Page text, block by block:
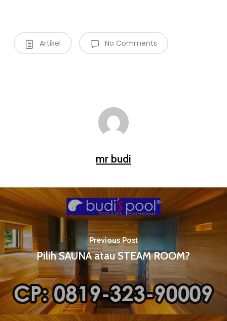
Artikel No Comments
mr budi
Previous Post
Pilih SAUNA atau STEAM ROOM?